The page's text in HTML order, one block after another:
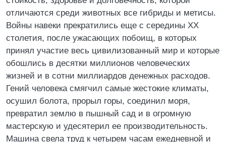
отличаются среди животных все гибриды и метисы.
Войны навеки прекратились еще с середины XX
столетия, после ужасающих побоищ, в которых
принял участие весь цивилизованный мир и которые
обошлись в десятки миллионов человеческих
жизней и в сотни миллиардов денежных расходов.
Гений человека смягчил самые жестокие климаты,
осушил болота, прорыл горы, соединил моря,
превратил землю в пышный сад и в огромную
мастерскую и удесятерил ее производительность.
Машина свела труд к четырем часам ежедневной и